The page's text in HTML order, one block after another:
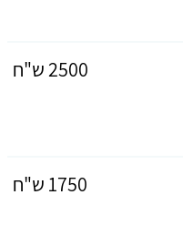
2500 ש"ח
1750 ש"ח